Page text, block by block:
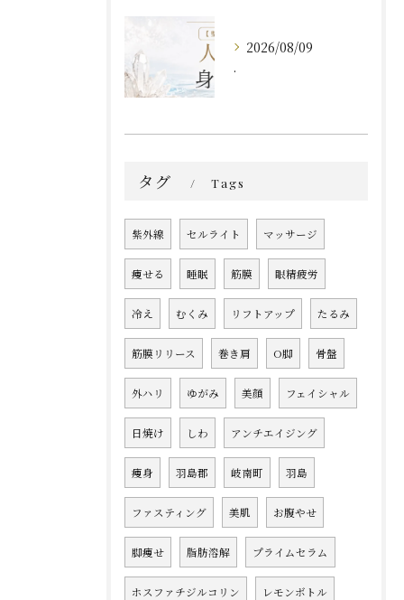
2026/08/09
.
タグ Tags
紫外線 セルライト マッサージ
痩せる 睡眠 筋膜 眼精疲労
冷え むくみ リフトアップ たるみ
筋膜リリース 巻き肩 O脚 骨盤
外ハリ ゆがみ 美顔 フェイシャル
日焼け しわ アンチエイジング
痩身 羽島郡 岐南町 羽島
ファスティング 美肌 お腹やせ
脚痩せ 脂肪溶解 プライムセラム
ホスファチジルコリン レモンボトル